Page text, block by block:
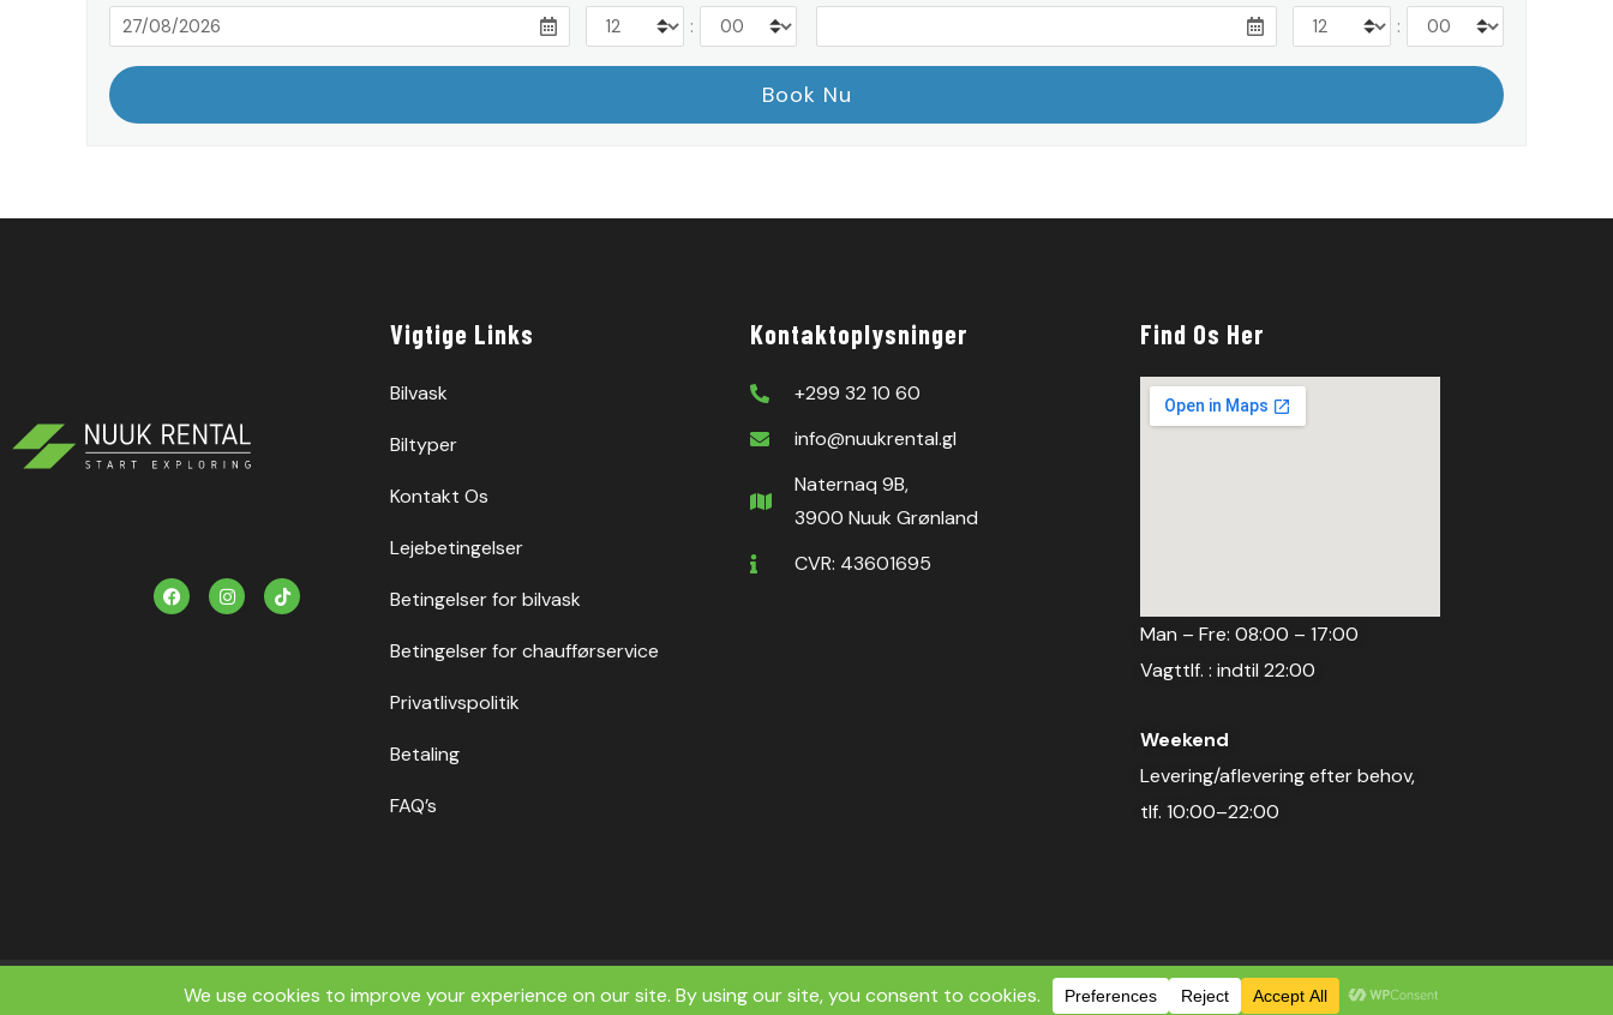
: :
F
a
c
I
n
s
T
i
k
Vigtige Links
Bilvask
Biltyper
Kontakt Os
Lejebetingelser
Betingelser for bilvask
Betingelser for chaufførservice
Privatlivspolitik
Betaling
FAQ’s
Kontaktoplysninger
+299 32 10 60
info@nuukrental.gl
Naternaq 9B,
3900 Nuuk Grønland
CVR: 43601695
Find Os Her
Man – Fre: 08:00 – 17:00
Vagttlf. : indtil 22:00
Weekend
Levering/aflevering efter behov,
tlf. 10:00–22:00
Copyright ©2026 Nuuk Rental ApS | All Rights Reserved.